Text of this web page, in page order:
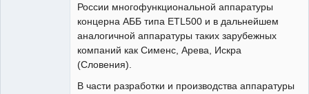
России многофункциональной аппаратуры
концерна АББ типа ЕТL500 и в дальнейшем
аналогичной аппаратуры таких зарубежных
компаний как Сименс, Арева, Искра
(Словения).
В части разработки и производства аппаратуры